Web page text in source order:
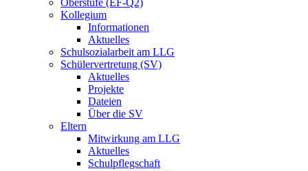
Oberstufe (EF-Q2)
Kollegium
Informationen
Aktuelles
Schulsozialarbeit am LLG
Schülervertretung (SV)
Aktuelles
Projekte
Dateien
Über die SV
Eltern
Mitwirkung am LLG
Aktuelles
Schulpflegschaft